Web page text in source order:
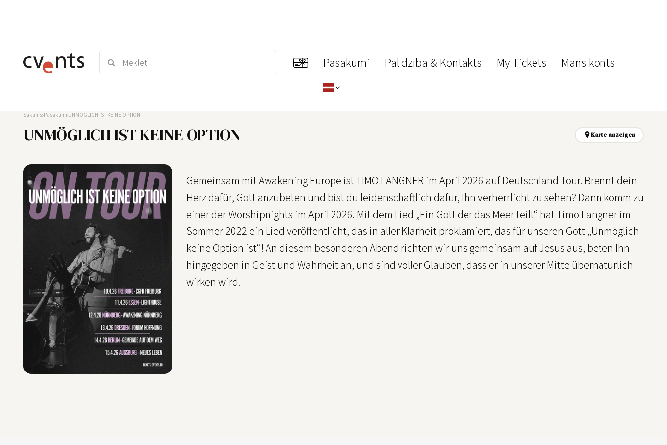
Pasākumi Palīdzība & Kontakts My Tickets Mans konts
Sākums Pasākumi UNMÖGLICH IST KEINE OPTION
UNMÖGLICH IST KEINE OPTION Karte anzeigen
Gemeinsam mit Awakening Europe ist TIMO LANGNER im April 2026 auf Deutschland Tour. Brennt dein
Herz dafür, Gott anzubeten und bist du leidenschaftlich dafür, Ihn verherrlicht zu sehen? Dann komm zu
einer der Worshipnights im April 2026. Mit dem Lied „Ein Gott der das Meer teilt“ hat Timo Langner im
Sommer 2022 ein Lied veröffentlicht, das in aller Klarheit proklamiert, das für unseren Gott „Unmöglich
keine Option ist“! An diesem besonderen Abend richten wir uns gemeinsam auf Jesus aus, beten Ihn
hingegeben in Geist und Wahrheit an, und sind voller Glauben, dass er in unserer Mitte übernatürlich
wirken wird.